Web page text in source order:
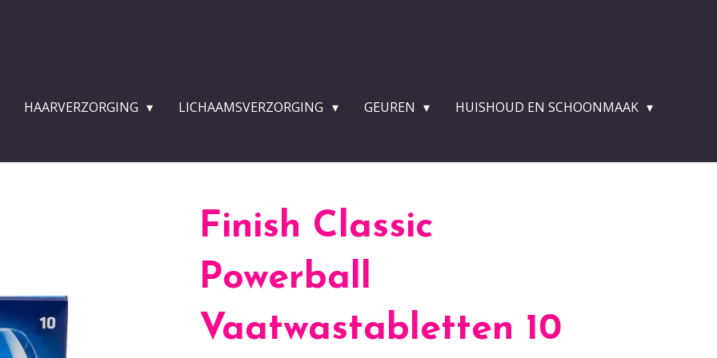
HAARVERZORGING LICHAAMSVERZORGING GEUREN
HUISHOUD EN SCHOONMAAK
Finish Classic
Powerball
Vaatwastabletten 10